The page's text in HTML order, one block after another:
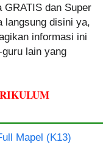
dan Super
langsung disini ya,
informasi ini
lain yang
Mapel (K13)